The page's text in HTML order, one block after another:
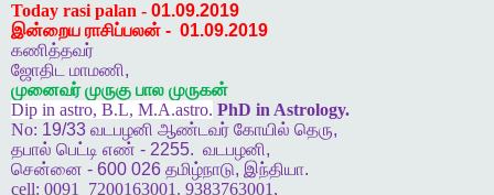
Today rasi palan - 01.09.2019
இன்றைய ராசிப்பலன் - 01.09.2019
கணித்தவர்
ஜோதிட
மாமணி,
முனைவர் முருகு பால முருகன்
Dip in astro, B.L, M.A.astro. PhD in Astrology.
No: 19/33 வடபழனி ஆண்டவர் கோயில் தெரு,
தபால் பெட்டி எண் - 2255. வடபழனி,
சென்னை - 600 026 தமிழ்நாடு, இந்தியா.
cell: 0091 7200163001. 9383763001,